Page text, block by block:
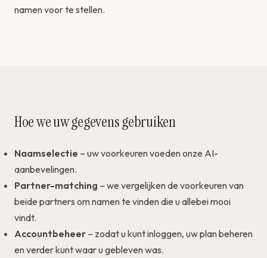
namen voor te stellen.
Hoe we uw gegevens gebruiken
Naamselectie – uw voorkeuren voeden onze AI-
aanbevelingen.
Partner-matching – we vergelijken de voorkeuren van
beide partners om namen te vinden die u allebei mooi
vindt.
Accountbeheer – zodat u kunt inloggen, uw plan beheren
en verder kunt waar u gebleven was.